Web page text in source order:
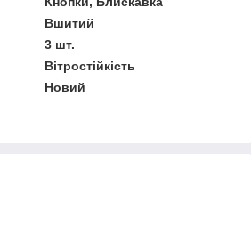
Вшитий
3 шт.
Вітростійкість
Новий